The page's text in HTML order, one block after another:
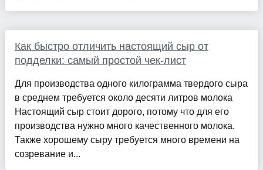
Как быстро отличить настоящий сыр от
подделки: самый простой чек-лист
Для производства одного килограмма твердого сыра
в среднем требуется около десяти литров молока
Настоящий сыр стоит дорого, потому что для его
производства нужно много качественного молока.
Также хорошему сыру требуется много времени на
созревание и...